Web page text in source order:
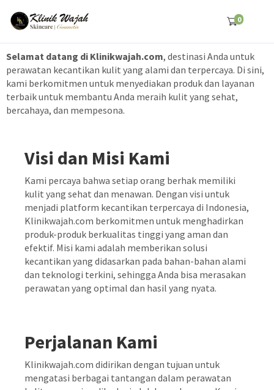
0
Selamat datang di Klinikwajah.com, destinasi Anda untuk
perawatan kecantikan kulit yang alami dan terpercaya. Di sini,
kami berkomitmen untuk menyediakan produk dan layanan
terbaik untuk membantu Anda meraih kulit yang sehat,
bercahaya, dan mempesona.
Visi dan Misi Kami
Kami percaya bahwa setiap orang berhak memiliki
kulit yang sehat dan menawan. Dengan visi untuk
menjadi platform kecantikan terpercaya di Indonesia,
Klinikwajah.com berkomitmen untuk menghadirkan
produk-produk berkualitas tinggi yang aman dan
efektif. Misi kami adalah memberikan solusi
kecantikan yang didasarkan pada bahan-bahan alami
dan teknologi terkini, sehingga Anda bisa merasakan
perawatan yang optimal dan hasil yang nyata.
Perjalanan Kami
Klinikwajah.com didirikan dengan tujuan untuk
mengatasi berbagai tantangan dalam perawatan